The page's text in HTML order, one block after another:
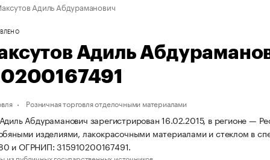
Адиль Абдураманович
Адиль
Розничная торговля отделочными материалами
Абдураманович зарегистрирован 16.02.2015, в регионе —
изделиями, лакокрасочными материалами и стеклом в
и ОГРНИП: 315910200167491.